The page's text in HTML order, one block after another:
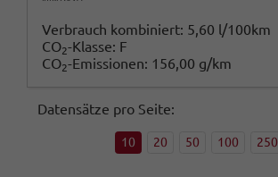
Verbrauch kombiniert: 5,60 l/100km
CO2-Klasse: F
CO2-Emissionen: 156,00 g/km
Datensätze pro Seite:
10 20 50 100 250